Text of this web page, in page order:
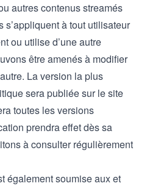
autres contenus streamés
à tout utilisateur
ou utilise d’une autre
être amenés à modifier
La version la plus
sera publiée sur le site
toutes les versions
prendra effet dès sa
à consulter régulièrement
également soumise aux et